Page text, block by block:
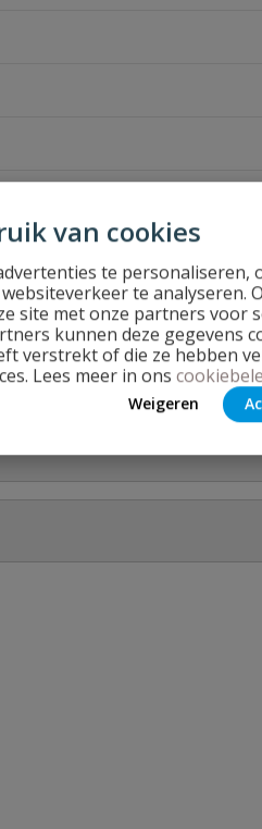
van cookies
te personaliseren,
te analyseren.
site met onze partners voor
kunnen deze gegevens
verstrekt of die ze hebben
Lees meer in ons
Weigeren